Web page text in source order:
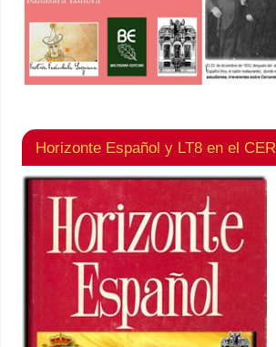
Horizonte Español y LT8 en el CER